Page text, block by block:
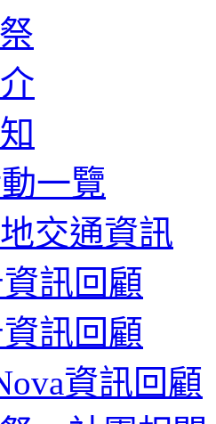
一覽
交通資訊
訊回顧
訊回顧
資訊回顧